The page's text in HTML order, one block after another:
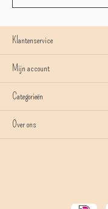
Klantenservice
Mijn account
Categorieën
Over ons